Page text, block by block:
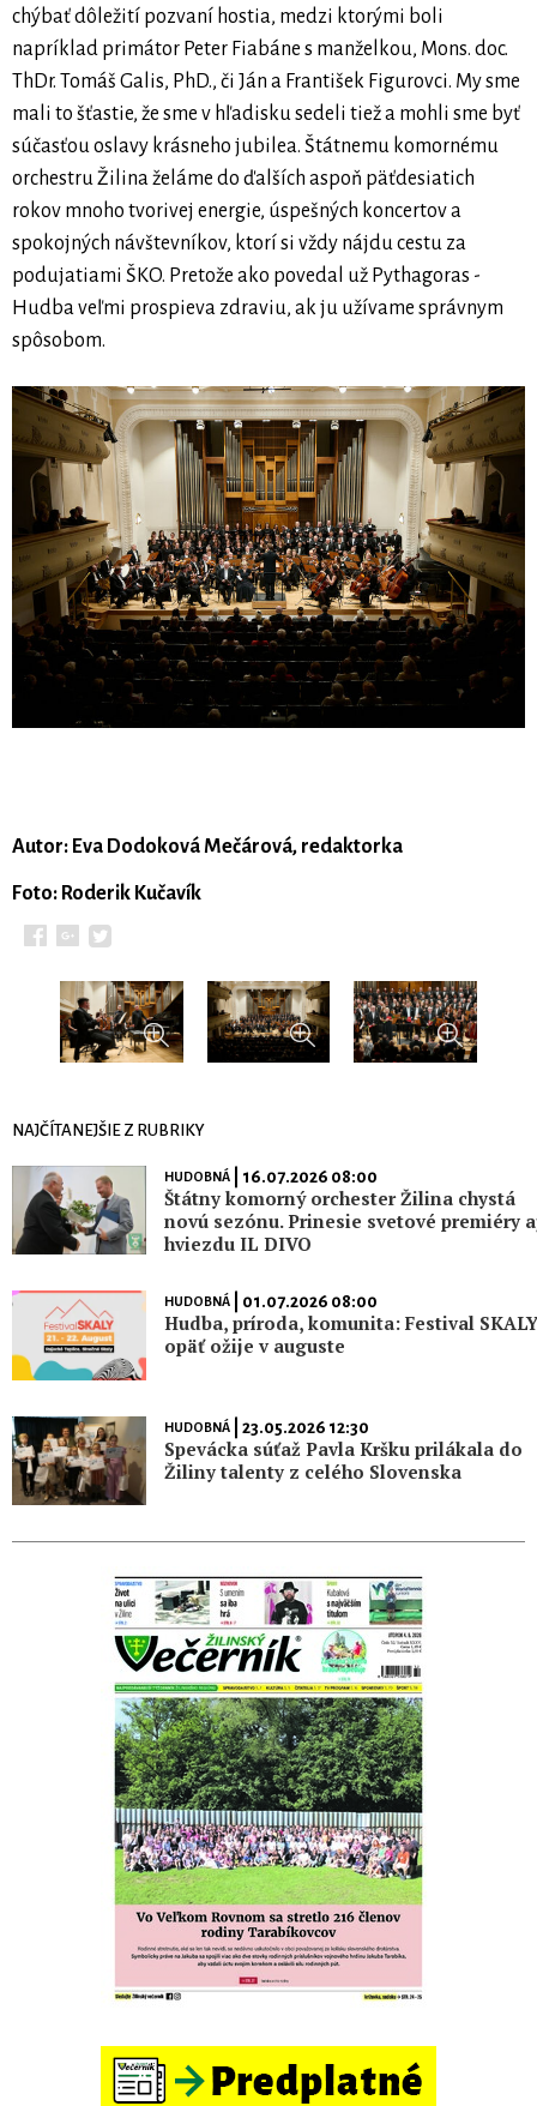
chýbať dôležití pozvaní hostia, medzi ktorými boli
napríklad primátor Peter Fiabáne s manželkou, Mons. doc.
ThDr. Tomáš Galis, PhD., či Ján a František Figurovci. My sme
mali to šťastie, že sme v hľadisku sedeli tiež a mohli sme byť
súčasťou oslavy krásneho jubilea. Štátnemu komornému
orchestru Žilina želáme do ďalších aspoň päťdesiatich
rokov mnoho tvorivej energie, úspešných koncertov a
spokojných návštevníkov, ktorí si vždy nájdu cestu za
podujatiami ŠKO. Pretože ako povedal už Pythagoras -
Hudba veľmi prospieva zdraviu, ak ju užívame správnym
spôsobom.
Autor: Eva Dodoková Mečárová, redaktorka
Foto: Roderik Kučavík
NAJČÍTANEJŠIE Z RUBRIKY
HUDOBNÁ| 16.07.2026 08:00
Štátny komorný orchester Žilina chystá
novú sezónu. Prinesie svetové premiéry
hviezdu IL DIVO
HUDOBNÁ| 01.07.2026 08:00
Hudba, príroda, komunita: Festival SKALY
opäť ožije v auguste
HUDOBNÁ| 23.05.2026 12:30
Spevácka súťaž Pavla Kršku prilákala do
Žiliny talenty z celého Slovenska